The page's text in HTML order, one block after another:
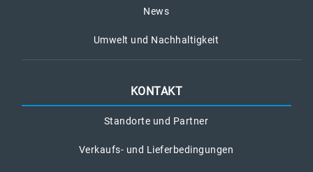
News
Umwelt und Nachhaltigkeit
KONTAKT
Standorte und Partner
Verkaufs- und Lieferbedingungen